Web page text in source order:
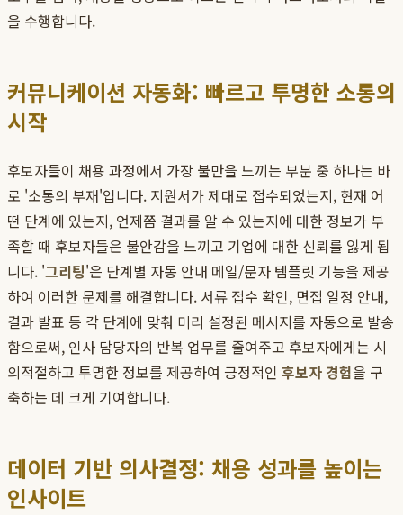
을 수행합니다.
커뮤니케이션 자동화: 빠르고 투명한 소통의
시작
후보자들이 채용 과정에서 가장 불만을 느끼는 부분 중 하나는 바
로 '소통의 부재'입니다. 지원서가 제대로 접수되었는지, 현재 어
떤 단계에 있는지, 언제쯤 결과를 알 수 있는지에 대한 정보가 부
족할 때 후보자들은 불안감을 느끼고 기업에 대한 신뢰를 잃게 됩
니다. '그리팅'은 단계별 자동 안내 메일/문자 템플릿 기능을 제공
하여 이러한 문제를 해결합니다. 서류 접수 확인, 면접 일정 안내,
결과 발표 등 각 단계에 맞춰 미리 설정된 메시지를 자동으로 발송
함으로써, 인사 담당자의 반복 업무를 줄여주고 후보자에게는 시
의적절하고 투명한 정보를 제공하여 긍정적인 후보자 경험을 구
축하는 데 크게 기여합니다.
데이터 기반 의사결정: 채용 성과를 높이는
인사이트